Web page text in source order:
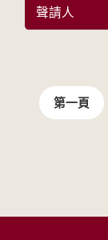
聲請人
第一頁